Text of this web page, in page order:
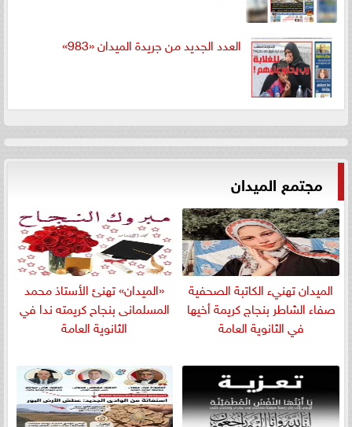
العدد الجديد من جريدة الميدان «983»
مجتمع الميدان
الميدان تهنيء الكاتبة الصحفية
صفاء الشاطر بنجاج كريمة أخيها
في الثانوية العامة
«الميدان» تهنئ الأستاذ محمد
المسلمانى بنجاح كريمته ندا في
الثانوية العامة